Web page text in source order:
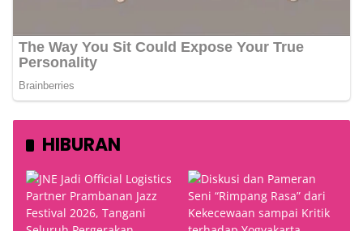
HIBURAN